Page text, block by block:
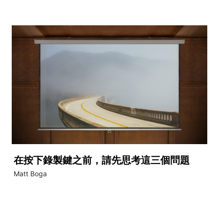
在按下錄製鍵之前，請先思考這三個問題
Matt Boga